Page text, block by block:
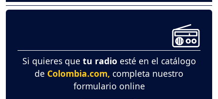
Si quieres que tu radio esté en el catálogo
de Colombia.com, completa nuestro
formulario online